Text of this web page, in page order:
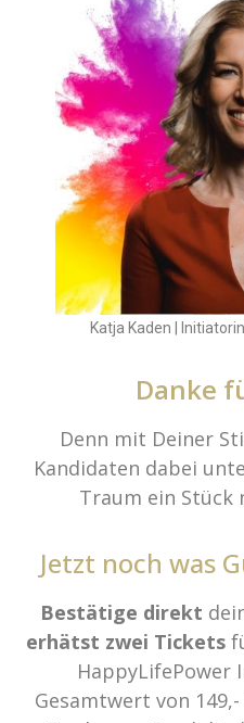
Katja Kaden |
Danke
Denn mit Deiner
Kandidaten dabei
Traum ein Stück
Jetzt noch was
Bestätige direkt
erhätst zwei Tickets
HappyLifePower
Gesamtwert von